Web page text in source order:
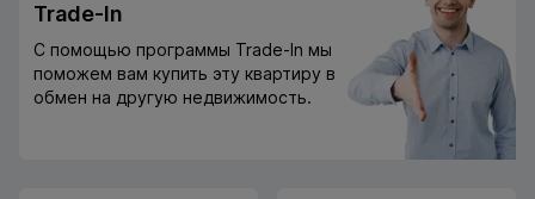
Trade-In
С помощью программы Trade-In мы
поможем вам купить эту квартиру в
обмен на другую недвижимость.